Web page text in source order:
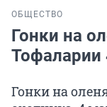
ОБЩЕСТВО
Гонки на
Тофаларии
Гонки на